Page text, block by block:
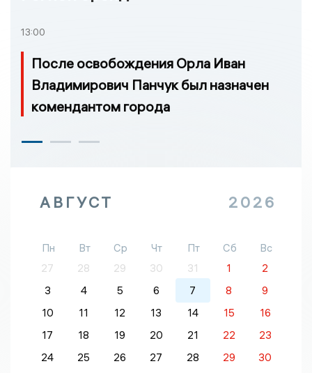
13:00
После освобождения Орла Иван
Владимирович Панчук был назначен
комендантом города
АВГУСТ 2026
Пн Вт Ср Чт Пт Сб
Вс
27
28 29 30 31 1
2
3
4 5 6 7 8
9
10
11 12 13 14 15
16
17
18 19 20 21 22
23
24
25 26 27 28 29 30